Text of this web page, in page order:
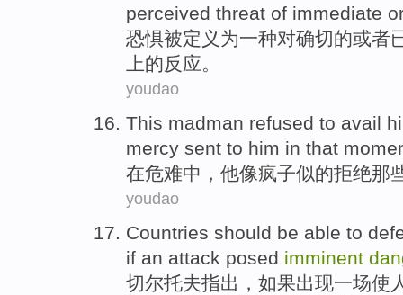
perceived threat of immediate
恐惧被定义 为一种对确切的或者
上的反应。
youdao
This madman refused to avail
mercy sent to him in that
在危难中， 他像疯子似的拒绝那
youdao
Countries should be able to
if an attack posed imminent
切尔托夫指出 ， 如果出现一场使